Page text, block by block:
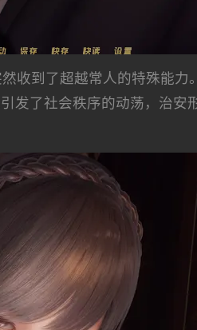
收到了超越常人的特殊能
发了社会秩序的动荡，治安